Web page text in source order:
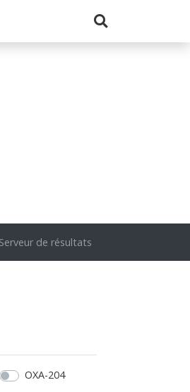
Serveur de résultats
OXA-204